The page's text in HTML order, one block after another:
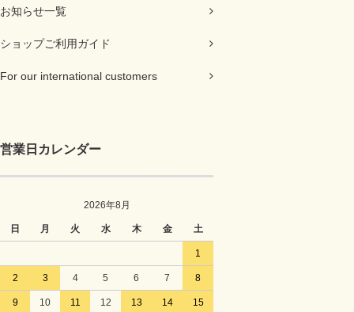
お知らせ一覧
ショップご利用ガイド
For our international customers
営業日カレンダー
2026年8月
日 月 火 水 木 金 土
1
2 3 4 5 6 7 8
9 10 11 12 13 14 15